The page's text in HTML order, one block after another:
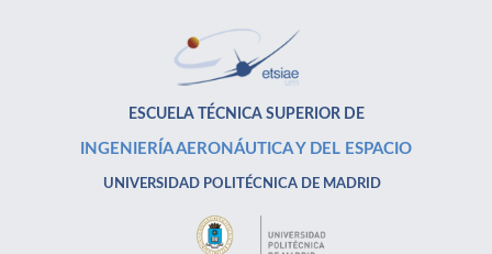
ESCUELA TÉCNICA SUPERIOR DE
INGENIERÍA AERONÁUTICA Y DEL ESPACIO
UNIVERSIDAD POLITÉCNICA DE MADRID